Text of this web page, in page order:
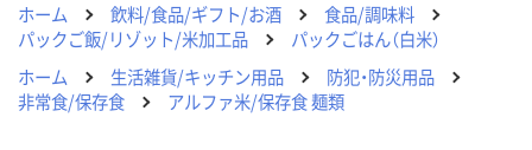
ホーム 飲料/食品/ギフト/お酒
食品/調味料
パックご飯/リゾット/米加工品
パックごはん（白米）
ホーム
生活雑貨/キッチン用品
防犯・防災用品
非常食/保存食
アルファ米/保存食 麺類